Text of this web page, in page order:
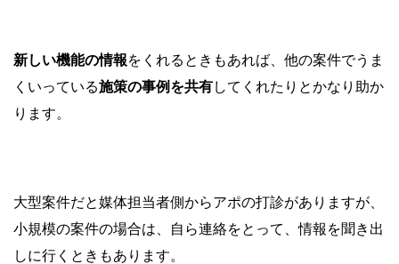
新しい機能の情報をくれるときもあれば、他の案件でうま
くいっている施策の事例を共有してくれたりとかなり助か
ります。
大型案件だと媒体担当者側からアポの打診がありますが、
小規模の案件の場合は、自ら連絡をとって、情報を聞き出
しに行くときもあります。